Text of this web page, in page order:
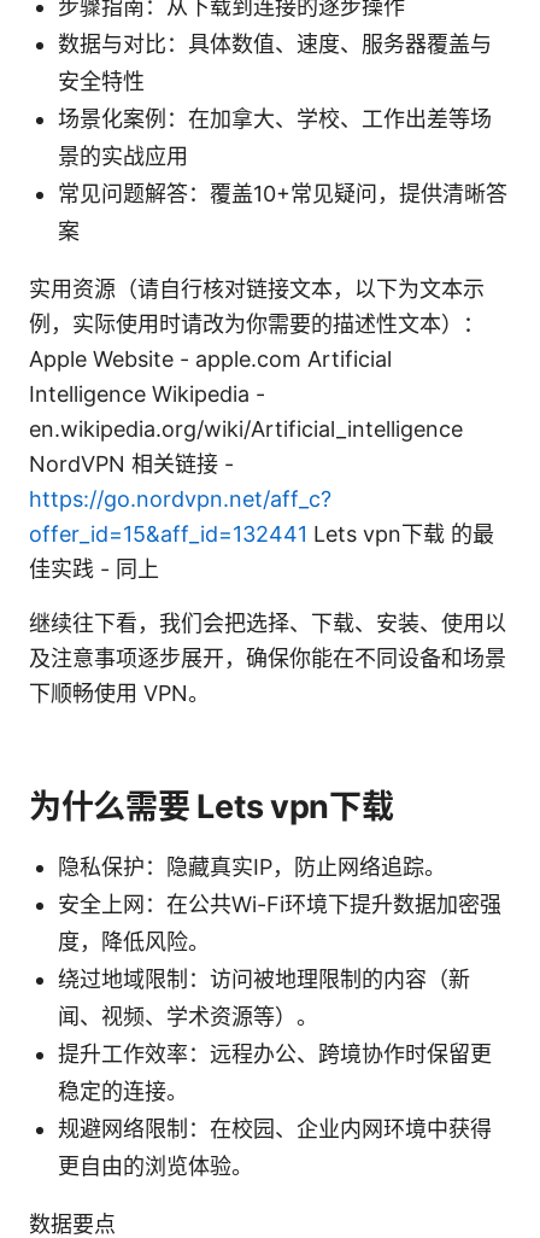
步骤指南：从下载到连接的逐步操作
数据与对比：具体数值、速度、服务器覆盖与
安全特性
场景化案例：在加拿大、学校、工作出差等场
景的实战应用
常见问题解答：覆盖10+常见疑问，提供清晰答
案
实用资源（请自行核对链接文本，以下为文本示
例，实际使用时请改为你需要的描述性文本）：
Apple Website - apple.com Artificial
Intelligence Wikipedia -
en.wikipedia.org/wiki/Artificial_intelligence
NordVPN 相关链接 -
https://go.nordvpn.net/aff_c?
offer_id=15&aff_id=132441 Lets vpn下载 的最
佳实践 - 同上
继续往下看，我们会把选择、下载、安装、使用以
及注意事项逐步展开，确保你能在不同设备和场景
下顺畅使用 VPN。
为什么需要 Lets vpn下载
隐私保护：隐藏真实IP，防止网络追踪。
安全上网：在公共Wi-Fi环境下提升数据加密强
度，降低风险。
绕过地域限制：访问被地理限制的内容（新
闻、视频、学术资源等）。
提升工作效率：远程办公、跨境协作时保留更
稳定的连接。
规避网络限制：在校园、企业内网环境中获得
更自由的浏览体验。
数据要点